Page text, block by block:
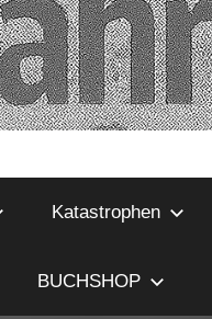
Katastrophen
BUCHSHOP